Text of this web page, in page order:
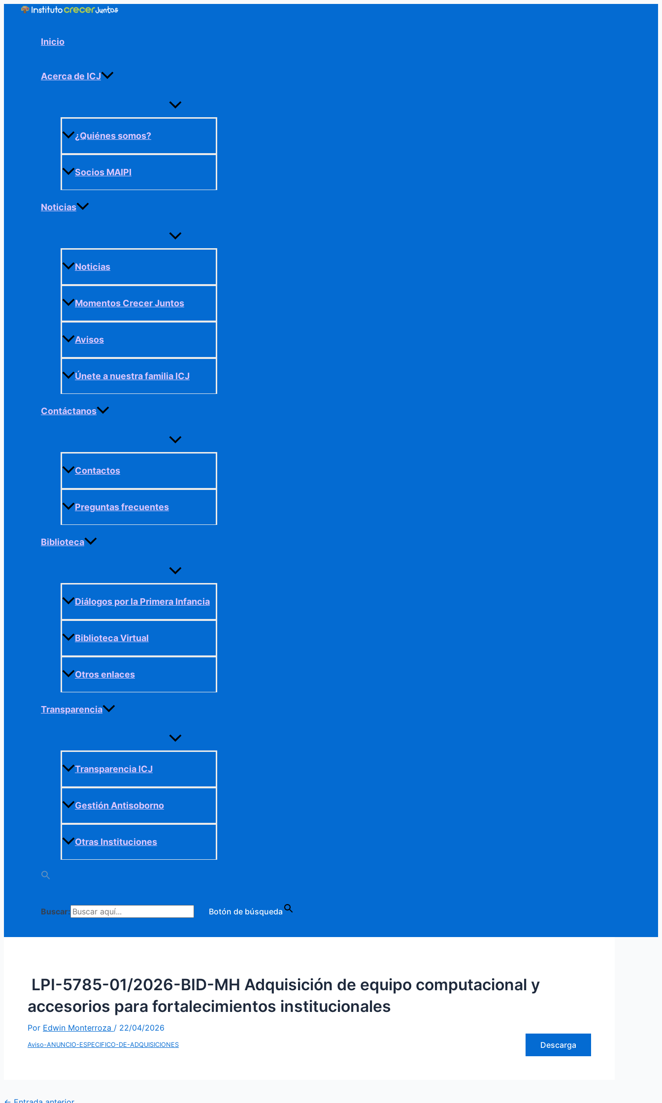
Inicio
Acerca de ICJ
Alternar
¿Quiénes somos?
Socios MAIPI
Noticias
Alternar
Noticias
Momentos Crecer Juntos
Avisos
Únete a nuestra familia ICJ
Contáctanos
Alternar
Contactos
Preguntas frecuentes
Biblioteca
Alternar
Diálogos por la Primera Infancia
Biblioteca Virtual
Otros enlaces
Transparencia
Alternar
Transparencia ICJ
Gestión Antisoborno
Otras Instituciones
Buscar: Botón de búsqueda
LPI-5785-01/2026-BID-MH Adquisición de equipo computacional y
accesorios para fortalecimientos institucionales
Por Edwin Monterroza / 22/04/2026
Aviso-ANUNCIO-ESPECIFICO-DE-ADQUISICIONES Descarga